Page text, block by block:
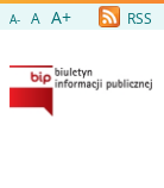
A- A A+ RSS